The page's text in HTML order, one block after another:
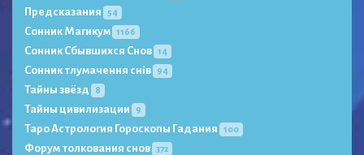
Предсказания 54
Сонник Магикум 1166
Сонник Сбывшихся Снов 14
Сонник тлумачення снів 94
Тайны звёзд 8
Тайны цивилизации 9
Таро Астрология Гороскопы Гадания 100
Форум толкования снов 372